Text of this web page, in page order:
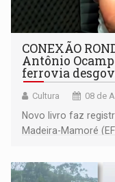
CONEXÃO
Antônio
ferrovia
Cultura 08 de
Novo livro faz
Madeira-Mamoré